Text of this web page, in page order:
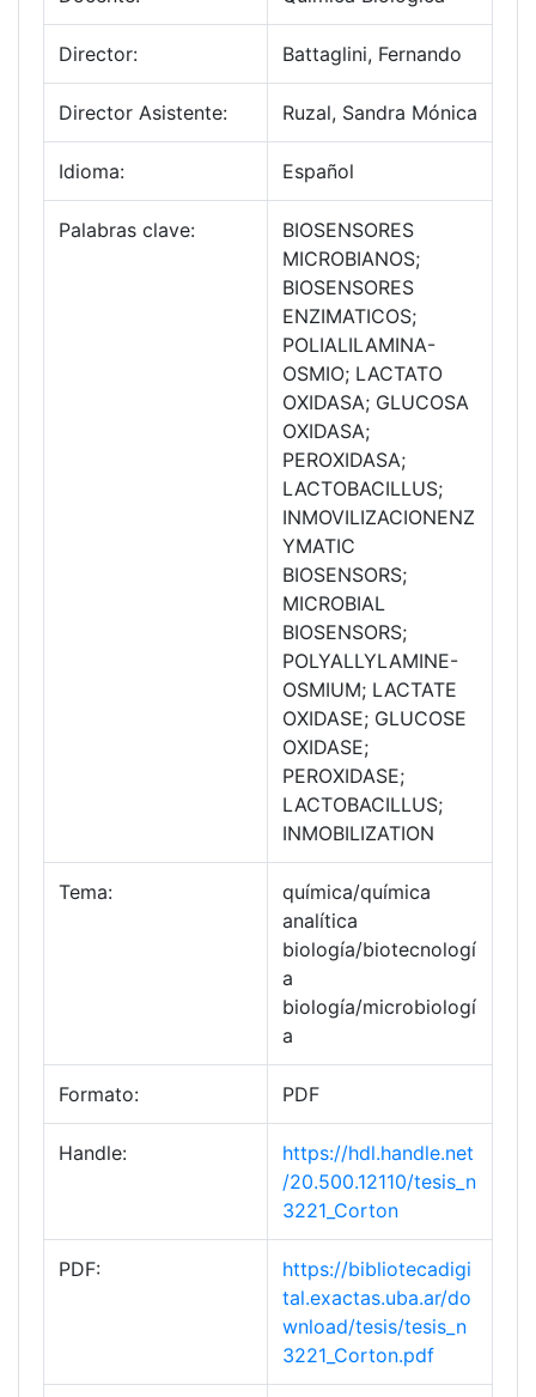
Director: Battaglini, Fernando
Director Asistente: Ruzal, Sandra Mónica
Idioma: Español
Palabras clave:
BIOSENSORES
MICROBIANOS;
BIOSENSORES
ENZIMATICOS;
POLIALILAMINA-
OSMIO; LACTATO
OXIDASA; GLUCOSA
OXIDASA;
PEROXIDASA;
LACTOBACILLUS;
INMOVILIZACIONENZ
YMATIC
BIOSENSORS;
MICROBIAL
BIOSENSORS;
POLYALLYLAMINE-
OSMIUM; LACTATE
OXIDASE; GLUCOSE
OXIDASE;
PEROXIDASE;
LACTOBACILLUS;
INMOBILIZATION
Tema:
química/química
analítica
biología/biotecnologí
a
biología/microbiologí
a
Formato: PDF
Handle:
https://hdl.handle.net
/20.500.12110/tesis_n
3221_Corton
PDF:
https://bibliotecadigi
tal.exactas.uba.ar/do
wnload/tesis/tesis_n
3221_Corton.pdf